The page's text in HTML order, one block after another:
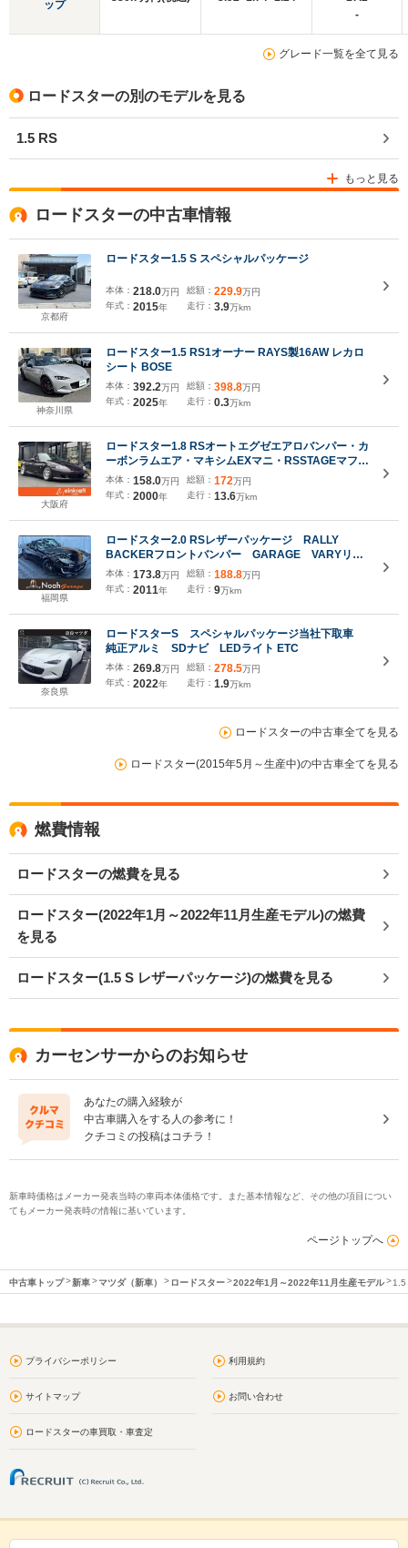
ップ
-
グレード一覧を全て見る
ロードスターの別のモデルを見る
1.5 RS
もっと見る
ロードスターの中古車情報
京都府
ロードスター1.5 S スペシャルパッケージ
本体： 218.0万円
年式： 2015年
総額： 229.9万円
走行： 3.9万km
神奈川県
ロードスター1.5 RS1オーナー RAYS製16AW レカロ
シート BOSE
本体： 392.2万円
年式： 2025年
総額： 398.8万円
走行： 0.3万km
大阪府
ロードスター1.8 RSオートエグゼエアロバンパー・カ
ーボンラムエア・マキシムEXマニ・RSSTAGEマフラ
ー・オーリンズ車高調・BRIDEバケット・ロールバ
ー・RAYS TE37CUP15AW・ラジエター・Tベルト
本体： 158.0万円
年式： 2000年
総額： 172万円
走行： 13.6万km
福岡県
ロードスター2.0 RSレザーパッケージ RALLY
BACKERフロントバンパー GARAGE VARYリア
ディフューザー TEIN車高調
本体： 173.8万円
年式： 2011年
総額： 188.8万円
走行： 9万km
奈良県
ロードスターS スペシャルパッケージ当社下取車
純正アルミ SDナビ LEDライト ETC
本体： 269.8万円
年式： 2022年
総額： 278.5万円
走行： 1.9万km
ロードスターの中古車全てを見る
ロードスター(2015年5月～生産中)の中古車全てを見る
燃費情報
ロードスターの燃費を見る
ロードスター(2022年1月～2022年11月生産モデル)の燃費
を見る
ロードスター(1.5 S レザーパッケージ)の燃費を見る
カーセンサーからのお知らせ
あなたの購入経験が
中古車購入をする人の参考に！
クチコミの投稿はコチラ！
新車時価格はメーカー発表当時の車両本体価格です。また基本情報など、その他の項目につい
てもメーカー発表時の情報に基いています。
ページトップへ
中古車トップ 新車 マツダ（新車） ロードスター 2022年1月～2022年11月生産モデル 1.5
プライバシーポリシー 利用規約
サイトマップ お問い合わせ
ロードスターの車買取・車査定